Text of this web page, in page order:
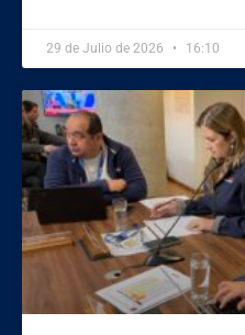
29 de Julio de 2026 16:10